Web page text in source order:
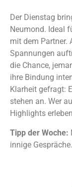
Der Dienstag
Neumond. Ideal
mit dem Partner.
Spannungen
die Chance,
ihre Bindung
Klarheit gefragt:
stehen an. Wer
Highlights
Tipp der Woche:
innige Gespräche.